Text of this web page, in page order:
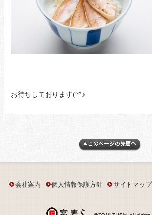
お待ちしております(^^♪
会社案内 個人情報保護方針 サイトマップ